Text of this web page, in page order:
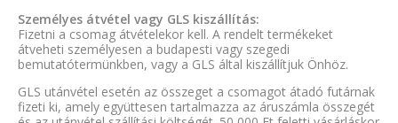
Személyes átvétel vagy GLS kiszállítás:
Fizetni a csomag átvételekor kell. A rendelt termékeket
átveheti személyesen a budapesti vagy szegedi
bemutatótermünkben, vagy a GLS által kiszállítjuk Önhöz.
GLS utánvétel esetén az összeget a csomagot átadó futárnak
fizeti ki, amely együttesen tartalmazza az áruszámla összegét